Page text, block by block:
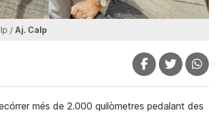
/ Aj. Calp
més de 2.000 quilòmetres pedalant des